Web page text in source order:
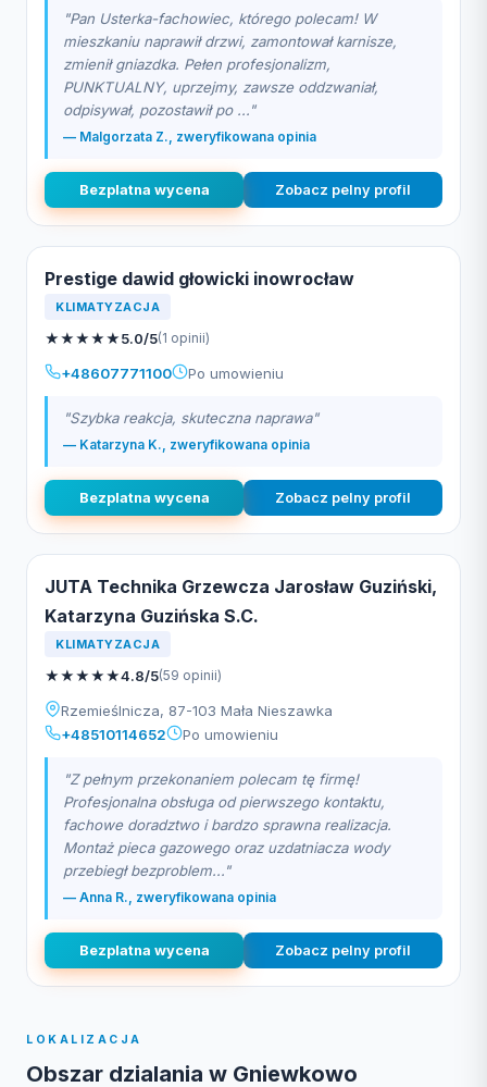
"Pan Usterka-fachowiec, którego polecam! W
mieszkaniu naprawił drzwi, zamontował karnisze,
zmienił gniazdka. Pełen profesjonalizm,
PUNKTUALNY, uprzejmy, zawsze oddzwaniał,
odpisywał, pozostawił po ..."
— Malgorzata Z., zweryfikowana opinia
Bezplatna wycena Zobacz pelny profil
Prestige dawid głowicki inowrocław
KLIMATYZACJA
★★★★★5.0/5(1 opinii)
+48607771100 Po umowieniu
"Szybka reakcja, skuteczna naprawa"
— Katarzyna K., zweryfikowana opinia
Bezplatna wycena Zobacz pelny profil
JUTA Technika Grzewcza Jarosław Guziński,
Katarzyna Guzińska S.C.
KLIMATYZACJA
★★★★★4.8/5(59 opinii)
Rzemieślnicza, 87-103 Mała Nieszawka
+48510114652
Po umowieniu
"Z pełnym przekonaniem polecam tę firmę!
Profesjonalna obsługa od pierwszego kontaktu,
fachowe doradztwo i bardzo sprawna realizacja.
Montaż pieca gazowego oraz uzdatniacza wody
przebiegł bezproblem..."
— Anna R., zweryfikowana opinia
Bezplatna wycena Zobacz pelny profil
LOKALIZACJA
Obszar dzialania w Gniewkowo